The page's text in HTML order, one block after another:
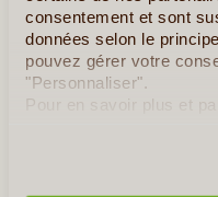
consentement et sont
données selon le
pouvez gérer votre
"Personnaliser".
Pour en savoir plus et
Guilin à la réputation
monde. La petite cité